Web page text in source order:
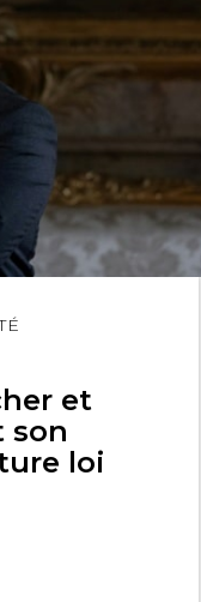
et
son
loi